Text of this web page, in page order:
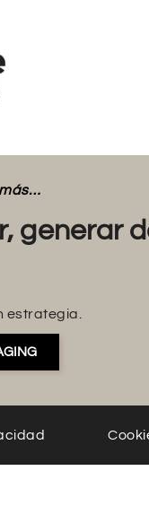
generar
estrategia.